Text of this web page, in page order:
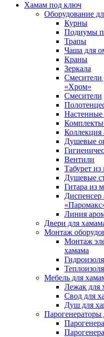
Хамам под ключ
Оборудование
Курны
Подиумы
Трапы
Чаша для
Краны
Зеркала
Смесители
«Хром»
Смесители
Настенные
Коллекция
Душевые
Вентили
Табурет из
Душевые
Гитара из
Линия
Двери для
Монтаж
Монтаж
хамама
Мебель для
Лежак для
Свод для
Душ для
Парогенераторы